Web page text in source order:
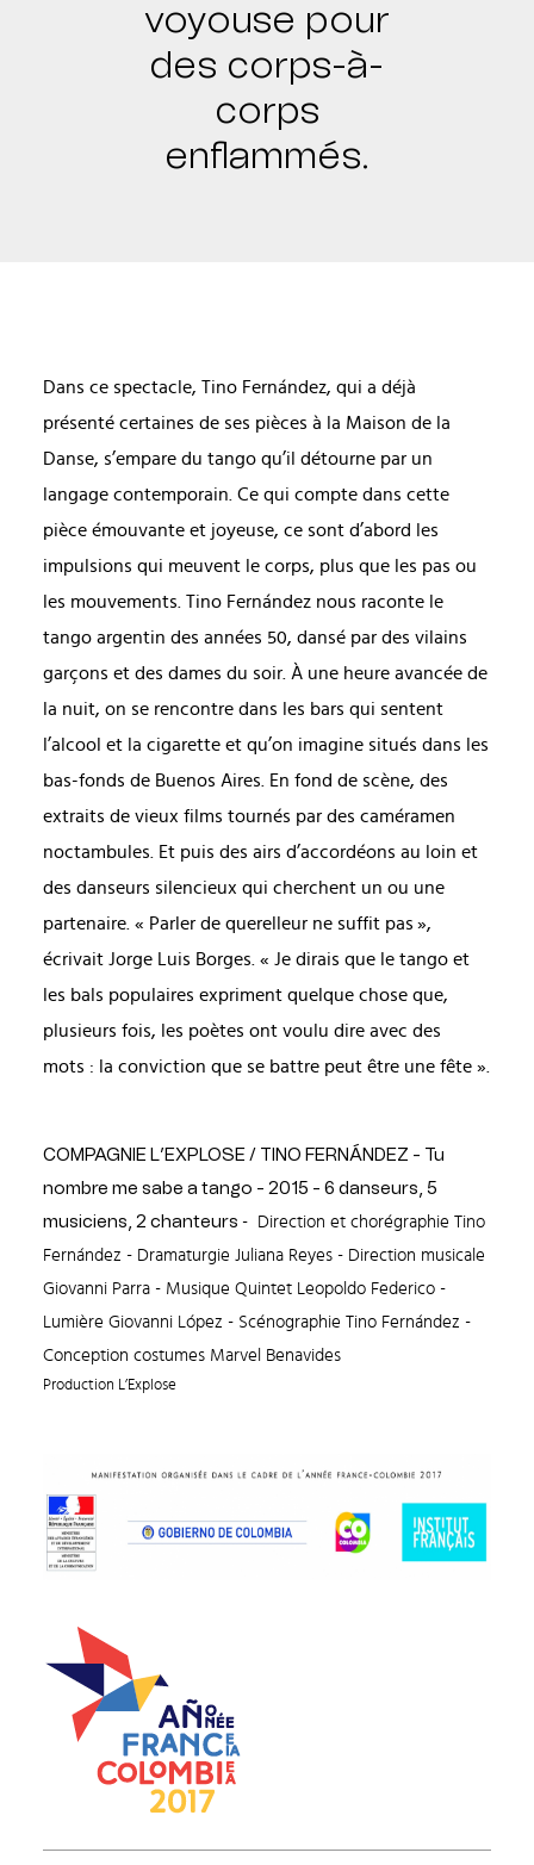
voyouse pour
des corps-à-
corps
enflammés.
Dans ce spectacle, Tino Fernández, qui a déjà
présenté certaines de ses pièces à la Maison de la
Danse, s’empare du tango qu’il détourne par un
langage contemporain. Ce qui compte dans cette
pièce émouvante et joyeuse, ce sont d’abord les
impulsions qui meuvent le corps, plus que les pas ou
les mouvements. Tino Fernández nous raconte le
tango argentin des années 50, dansé par des vilains
garçons et des dames du soir. À une heure avancée de
la nuit, on se rencontre dans les bars qui sentent
l’alcool et la cigarette et qu’on imagine situés dans les
bas-fonds de Buenos Aires. En fond de scène, des
extraits de vieux films tournés par des caméramen
noctambules. Et puis des airs d’accordéons au loin et
des danseurs silencieux qui cherchent un ou une
partenaire. « Parler de querelleur ne suffit pas »,
écrivait Jorge Luis Borges. « Je dirais que le tango et
les bals populaires expriment quelque chose que,
plusieurs fois, les poètes ont voulu dire avec des
mots : la conviction que se battre peut être une fête ».
COMPAGNIE L’EXPLOSE / TINO FERNÁNDEZ - Tu
nombre me sabe a tango - 2015 - 6 danseurs, 5
musiciens, 2 chanteurs - Direction et chorégraphie Tino
Fernández - Dramaturgie Juliana Reyes - Direction musicale
Giovanni Parra - Musique Quintet Leopoldo Federico -
Lumière Giovanni López - Scénographie Tino Fernández -
Conception costumes Marvel Benavides
Production L’Explose